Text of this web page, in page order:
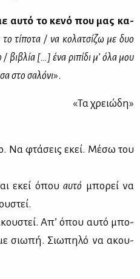
αυ­τό το κε­νό που μας κα­
τί­πο­τα / να κο­λα­τσί­ζω με δυο
βι­βλία […] ένα ρι­πί­δι μ’ όλα μου
στο σα­λό­νι».
«Τα χρειώ­δη»
Να φτά­σεις εκεί. Μέ­σω του
εκεί όπουαυ­τό μπο­ρεί να
Απ’ όπου αυ­τό μπο­
με σιω­πή. Σιω­πη­λό να ακου­